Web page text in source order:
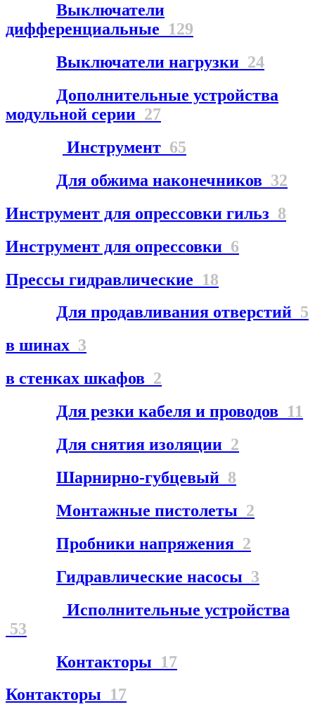
Выключатели
дифференциальные 129
Выключатели нагрузки 24
Дополнительные устройства
модульной серии 27
Инструмент 65
Для обжима наконечников 32
Инструмент для опрессовки гильз 8
Инструмент для опрессовки 6
Прессы гидравлические 18
Для продавливания отверстий 5
в шинах 3
в стенках шкафов 2
Для резки кабеля и проводов 11
Для снятия изоляции 2
Шарнирно-губцевый 8
Монтажные пистолеты 2
Пробники напряжения 2
Гидравлические насосы 3
Исполнительные устройства
53
Контакторы 17
Контакторы 17